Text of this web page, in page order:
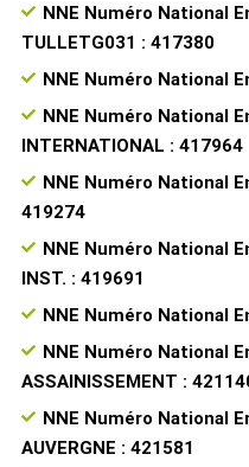
NNE Numéro National
TULLETG031 : 417380
NNE Numéro National
NNE Numéro National
INTERNATIONAL : 417964
NNE Numéro National
419274
NNE Numéro National
INST. : 419691
NNE Numéro National
NNE Numéro National
ASSAINISSEMENT :
NNE Numéro National
AUVERGNE : 421581